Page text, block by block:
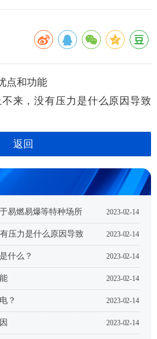
点和功能
来，没有压力是什么原因导致
返回
易燃易爆等特种场所 2023-02-14
压力是什么原因导致
2023-02-14
什么？ 2023-02-14
2023-02-14
？ 2023-02-14
2023-02-14